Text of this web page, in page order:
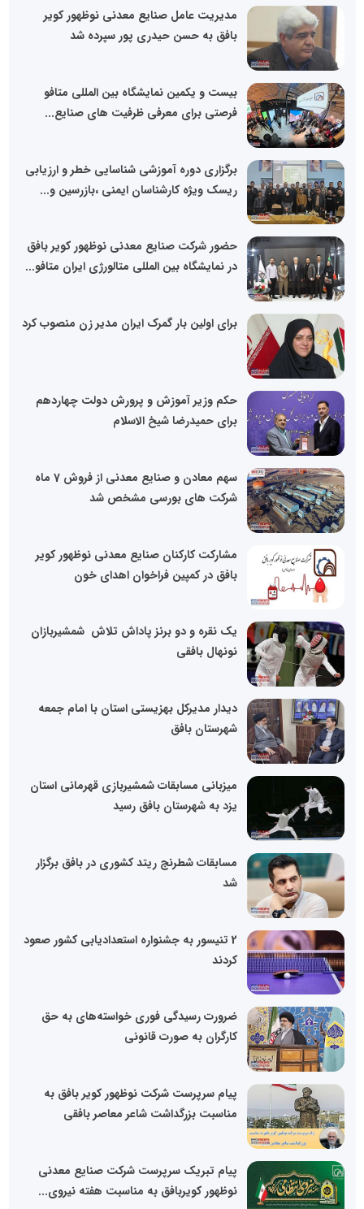
مدیریت عامل صنایع معدنی نوظهور کویر
بافق به حسن حیدری پور سپرده شد
بیست و یکمین نمایشگاه بین المللی متافو
فرصتی برای معرفی ظرفیت های صنایع...
برگزاری دوره آموزشی شناسایی خطر و ارزیابی
ریسک ویژه کارشناسان ایمنی ،بازرسین و...
حضور شرکت صنایع معدنی نوظهور کویر بافق
در نمایشگاه بین المللی متالورژی ایران متافو...
برای اولین بار گمرک ایران مدیر زن منصوب کرد
حکم وزیر آموزش و پرورش دولت چهاردهم
برای حمیدرضا شیخ الاسلام
سهم معادن و صنایع معدنی از فروش 7 ماه
شرکت های بورسی مشخص شد
مشارکت کارکنان صنایع معدنی نوظهور کویر
بافق در کمپین فراخوان اهدای خون
یک‌ نقره و دو برنز پاداش تلاش شمشیربازان
نونهال بافقی
دیدار مدیرکل بهزیستی استان با امام جمعه
شهرستان بافق
میزبانی مسابقات شمشیربازی قهرمانی استان
یزد به شهرستان بافق رسید
مسابقات شطرنج ریتد کشوری در بافق برگزار
شد
2 تنیسور به جشنواره استعدادیابی کشور صعود
کردند
ضرورت رسیدگی فوری خواسته‌های به حق
کارگران به صورت قانونی
پیام سرپرست شرکت نوظهور کویر بافق به
مناسبت بزرگداشت شاعر معاصر بافقی
پیام تبریک سرپرست شرکت صنایع معدنی
نوظهور کویربافق به مناسبت هفته نیروی...